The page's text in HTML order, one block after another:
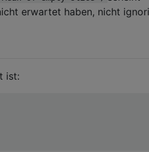
erwartet haben, nicht
ist: